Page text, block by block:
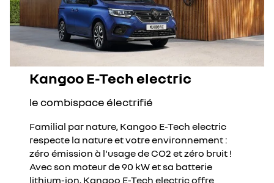
Kangoo E-Tech electric
le combispace électrifié
Familial par nature, Kangoo E-Tech electric
respecte la nature et votre environnement :
zéro émission à l'usage de CO2 et zéro bruit !
Avec son moteur de 90 kW et sa batterie
lithium-ion, Kangoo E-Tech electric offre